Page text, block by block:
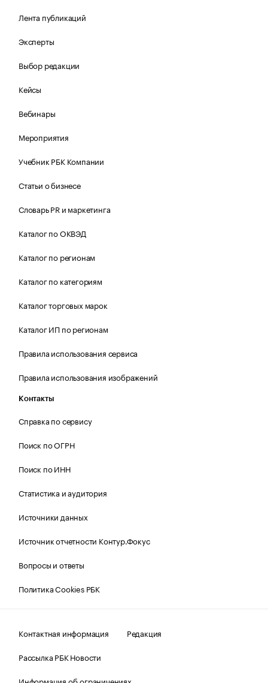
Лента публикаций
Эксперты
Выбор редакции
Кейсы
Вебинары
Мероприятия
Учебник РБК Компании
Статьи о бизнесе
Словарь PR и маркетинга
Каталог по ОКВЭД
Каталог по регионам
Каталог по категориям
Каталог торговых марок
Каталог ИП по регионам
Правила использования сервиса
Правила использования изображений
Контакты
Справка по сервису
Поиск по ОГРН
Поиск по ИНН
Статистика и аудитория
Источники данных
Источник отчетности Контур.Фокус
Вопросы и ответы
Политика Cookies РБК
Контактная информация
Редакция
Рассылка РБК Новости